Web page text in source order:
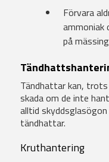
Förvara
ammoniak
på mässing
Tändhattar kan,
skada om de inte
alltid
tändhattar.
Kruthantering